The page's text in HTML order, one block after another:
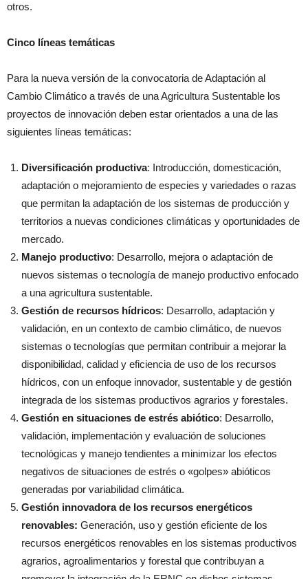
otros.
Cinco líneas temáticas
Para la nueva versión de la convocatoria de Adaptación al
Cambio Climático a través de una Agricultura Sustentable los
proyectos de innovación deben estar orientados a una de las
siguientes líneas temáticas:
Diversificación productiva: Introducción, domesticación,
adaptación o mejoramiento de especies y variedades o razas
que permitan la adaptación de los sistemas de producción y
territorios a nuevas condiciones climáticas y oportunidades de
mercado.
Manejo productivo: Desarrollo, mejora o adaptación de
nuevos sistemas o tecnología de manejo productivo enfocado
a una agricultura sustentable.
Gestión de recursos hídricos: Desarrollo, adaptación y
validación, en un contexto de cambio climático, de nuevos
sistemas o tecnologías que permitan contribuir a mejorar la
disponibilidad, calidad y eficiencia de uso de los recursos
hídricos, con un enfoque innovador, sustentable y de gestión
integrada de los sistemas productivos agrarios y forestales.
Gestión en situaciones de estrés abiótico: Desarrollo,
validación, implementación y evaluación de soluciones
tecnológicas y manejo tendientes a minimizar los efectos
negativos de situaciones de estrés o «golpes» abióticos
generadas por variabilidad climática.
Gestión innovadora de los recursos energéticos
renovables: Generación, uso y gestión eficiente de los
recursos energéticos renovables en los sistemas productivos
agrarios, agroalimentarios y forestal que contribuyan a